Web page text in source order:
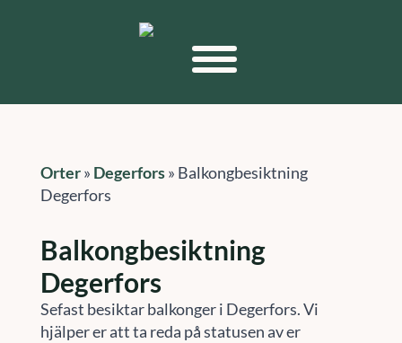
Orter» Degerfors» Balkongbesiktning
Degerfors
Balkongbesiktning
Degerfors
Sefast besiktar balkonger i Degerfors. Vi
hjälper er att ta reda på statusen av er